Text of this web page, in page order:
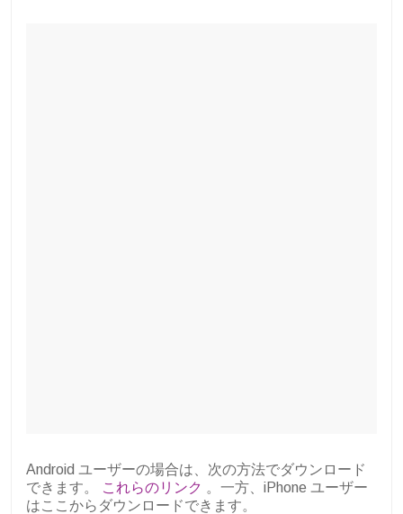
Android ユーザーの場合は、次の方法でダウンロード
できます。
これらのリンク 。一方、iPhone ユーザー
はここからダウンロードできます。